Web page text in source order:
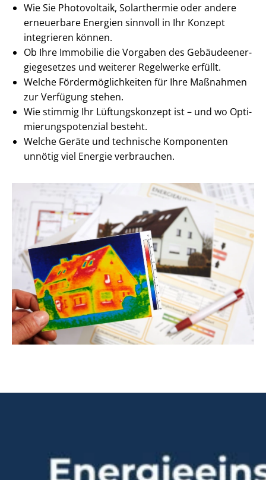
Wie Sie Photovoltaik, Solarthermie oder andere
erneuerbare Energien sinnvoll in Ihr Konzept
integrieren können.
Ob Ihre Immobilie die Vorgaben des Ge­bäu­de­en­er­
gie­ge­set­zes und weiterer Regelwerke erfüllt.
Welche För­der­mög­lich­kei­ten für Ihre Maßnahmen
zur Verfügung stehen.
Wie stimmig Ihr Lüftungskonzept ist – und wo Op­ti­
mie­rungs­po­ten­zi­al besteht.
Welche Geräte und technische Komponenten
unnötig viel Energie verbrauchen.